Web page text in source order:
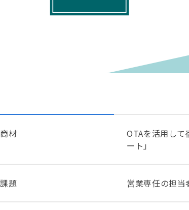
商材
OTAを活用し
ート」
課題 営業専任の担